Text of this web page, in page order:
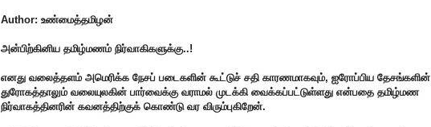
Author: உண்மைத்தமிழன்
அன்பிற்கினிய தமிழ்மணம் நிர்வாகிகளுக்கு..!
எனது வலைத்தளம் அமெரிக்க நேசப் படைகளின் கூட்டுச் சதி காரணமாகவும், ஐரோப்பிய தேசங்களின்
துரோகத்தாலும் வலையுலகின் பார்வைக்கு வராமல் முடக்கி வைக்கப்பட்டுள்ளது என்பதை தமிழ்மண
நிர்வாகத்தினரின் கவனத்திற்குக் கொண்டு வர விரும்புகிறேன்.